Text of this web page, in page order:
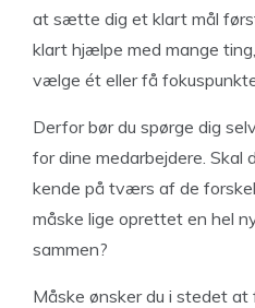
at sætte dig et klart mål
klart hjælpe med mange
vælge ét eller få
Derfor bør du spørge dig
for dine medarbejdere.
kende på tværs af de
måske lige oprettet en hel
sammen?
Måske ønsker du i stedet at